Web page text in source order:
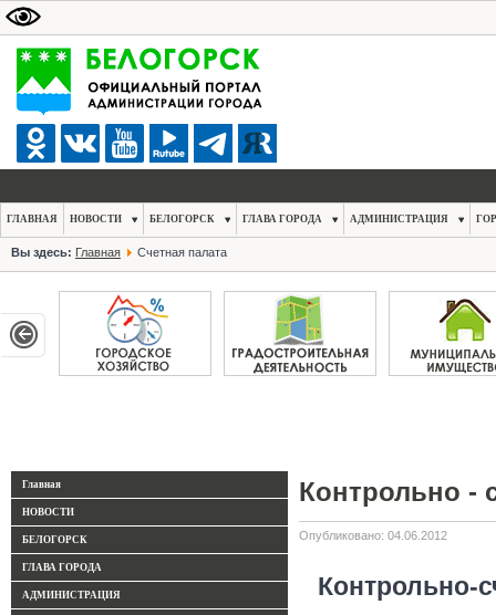
ГЛАВНАЯ НОВОСТИ БЕЛОГОРСК ГЛАВА ГОРОДА АДМИНИСТРАЦИЯ
Вы здесь: Главная Счетная палата
Главная
НОВОСТИ
БЕЛОГОРСК
ГЛАВА ГОРОДА
АДМИНИСТРАЦИЯ
Контрольно -
Опубликовано: 04.06.2012
Контрольно-